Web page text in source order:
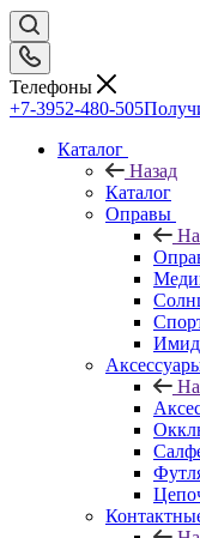
Телефоны
+7-3952-480-505
Каталог
Назад
Каталог
Оправы